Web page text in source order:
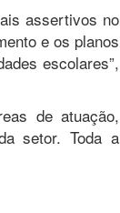
assertivos no
e os planos
escolares”,
de atuação,
setor. Toda a